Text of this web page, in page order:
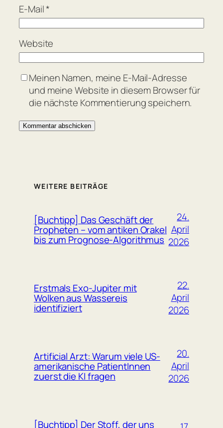
E-Mail*
Website
Meinen Namen, meine E-Mail-Adresse
und meine Website in diesem Browser für
die nächste Kommentierung speichern.
WEITERE BEITRÄGE
[Buchtipp] Das Geschäft der
Propheten – vom antiken Orakel
bis zum Prognose-Algorithmus
24.
April
2026
Erstmals Exo-Jupiter mit
Wolken aus Wassereis
identifiziert
22.
April
2026
Artificial Arzt: Warum viele US-
amerikanische PatientInnen
zuerst die KI fragen
20.
April
2026
[Buchtipp] Der Stoff, der uns